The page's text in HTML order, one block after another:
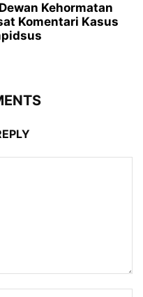
Kehormatan
Komentari Kasus